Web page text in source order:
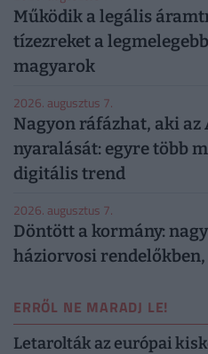
Működik a legális
tízezreket a
magyarok
2026. augusztus 7.
Nagyon ráfázhat, aki az
nyaralását: egyre több
digitális trend
2026. augusztus 7.
Döntött a kormány:
háziorvosi
ERRŐL NE MARADJ LE!
Letarolták az európai